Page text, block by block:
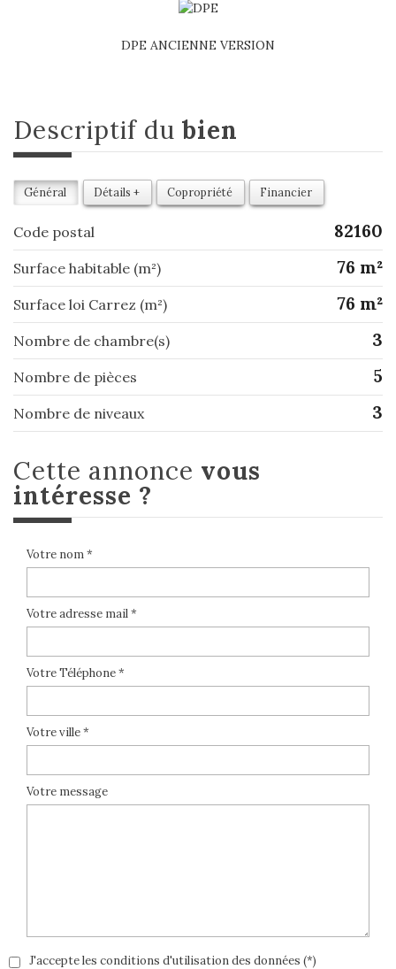
DPE ANCIENNE VERSION
descriptif du bien
Général Détails + Copropriété Financier
Code postal 82160
Surface habitable (m²) 76 m²
Surface loi Carrez (m²) 76 m²
Nombre de chambre(s) 3
Nombre de pièces 5
Nombre de niveaux 3
cette annonce vous
intéresse ?
Votre nom *
Votre adresse mail *
Votre Téléphone *
Votre ville *
Votre message
J'accepte les conditions d'utilisation des données (*)